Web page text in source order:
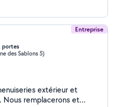
Entreprise
portes
des Sablons 5)
extérieur et